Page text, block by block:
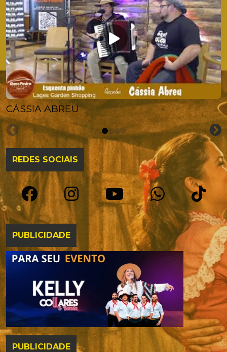
CÁSSIA ABREU
REDES SOCIAIS
PUBLICIDADE
PUBLICIDADE